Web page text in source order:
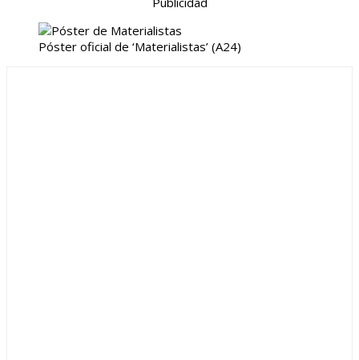
Póster oficial de ‘Materialistas’ (A24)